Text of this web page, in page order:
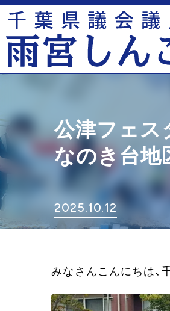
公津フェス
なのき台地
2025.10.12
みなさんこんにちは、